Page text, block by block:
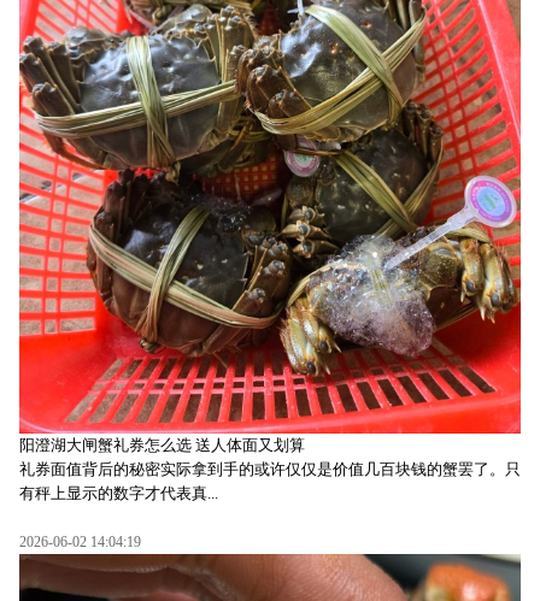
阳澄湖大闸蟹礼券怎么选 送人体面又划算
礼券面值背后的秘密实际拿到手的或许仅仅是价值几百块钱的蟹罢了。只
有秤上显示的数字才代表真...
2026-06-02 14:04:19